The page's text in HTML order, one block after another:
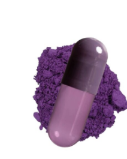
CITEȘTE MAI MULT